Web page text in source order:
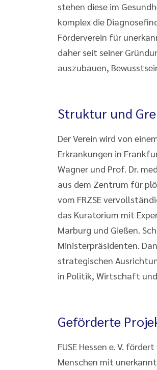
stehen diese im
komplex die
Förderverein für
daher seit seiner
auszubauen,
Struktur und
Der Verein wird von
Erkrankungen in
Wagner und Prof. Dr.
aus dem Zentrum für
vom FRZSE
das Kuratorium mit
Marburg und Gießen.
Ministerpräsidenten.
strategischen
in Politik, Wirtschaft
Geförderte
FUSE Hessen e. V.
Menschen mit